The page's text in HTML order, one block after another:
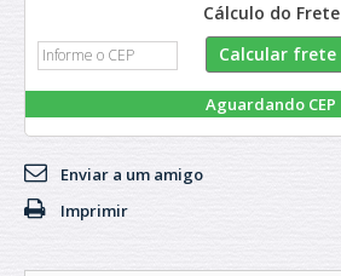
Cálculo do Frete
Aguardando CEP
Enviar a um amigo
Imprimir